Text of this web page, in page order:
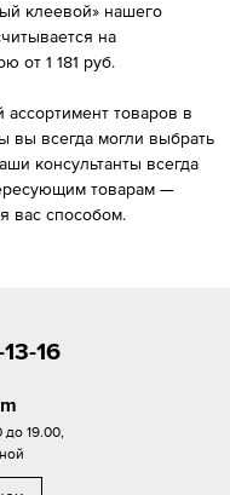
клеевой» нашего
на
от 1 181 руб.
товаров в
вы всегда могли выбрать
консультанты всегда
товарам —
вас способом.
16
19.00,